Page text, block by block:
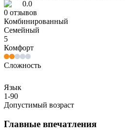
0.0
0 отзывов
Комбинированный
Семейный
5
Комфорт
Сложность
Язык
1-90
Допустимый возраст
Главные впечатления